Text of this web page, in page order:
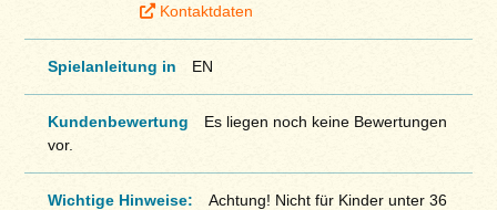
Kontaktdaten
Spielanleitung in EN
Kundenbewertung
Es liegen noch keine Bewertungen
vor.
Wichtige Hinweise:
Achtung! Nicht für Kinder unter 36